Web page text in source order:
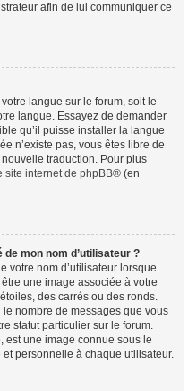
afin de lui communiquer ce
langue sur le forum, soit le
langue. Essayez de demander
qu’il puisse installer la langue
n’existe pas, vous êtes libre de
traduction. Pour plus
site internet de phpBB® (en
mon nom d’utilisateur ?
votre nom d’utilisateur lorsque
une image associée à votre
des carrés ou des ronds.
le nombre de messages que vous
statut particulier sur le forum.
est une image connue sous le
personnelle à chaque utilisateur.